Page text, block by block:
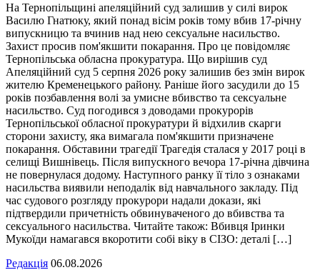
На Тернопільщині апеляційний суд залишив у силі вирок
Василю Гнатюку, який понад вісім років тому вбив 17-річну
випускницю та вчинив над нею сексуальне насильство.
Захист просив пом'якшити покарання. Про це повідомляє
Тернопільська обласна прокуратура. Що вирішив суд
Апеляційний суд 5 серпня 2026 року залишив без змін вирок
жителю Кременецького району. Раніше його засудили до 15
років позбавлення волі за умисне вбивство та сексуальне
насильство. Суд погодився з доводами прокурорів
Тернопільської обласної прокуратури й відхилив скарги
сторони захисту, яка вимагала пом'якшити призначене
покарання. Обставини трагедії Трагедія сталася у 2017 році в
селищі Вишнівець. Після випускного вечора 17-річна дівчина
не повернулася додому. Наступного ранку її тіло з ознаками
насильства виявили неподалік від навчального закладу. Під
час судового розгляду прокурори надали докази, які
підтвердили причетність обвинуваченого до вбивства та
сексуального насильства. Читайте також: Вбивця Іринки
Мукоїди намагався вкоротити собі віку в СІЗО: деталі […]
Редакція 06.08.2026